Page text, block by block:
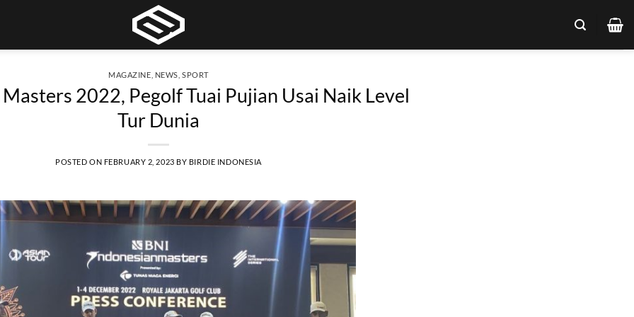
MAGAZINE NEWS ,SPORT
2022, Pegolf Tuai Pujian Usai Naik Level
Tur Dunia
POSTED ON FEBRUARY 2, 2023 BY BIRDIE INDONESIA